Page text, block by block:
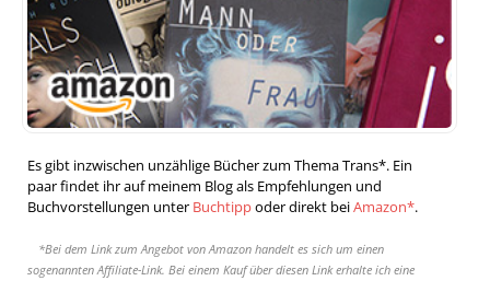
Es gibt inzwischen unzählige Bücher zum Thema Trans*. Ein
paar findet ihr auf meinem Blog als Empfehlungen und
Buchvorstellungen unter Buchtippoder direkt beiAmazon*.
*Bei dem Link zum Angebot von Amazon handelt es sich um einen
sogenannten Affiliate-Link. Bei einem Kauf über diesen Link erhalte ich eine